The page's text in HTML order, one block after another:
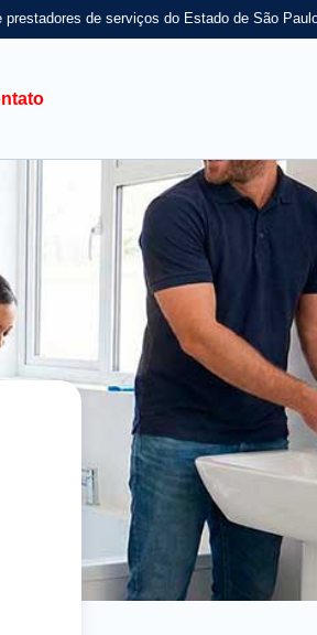
prestadores de serviços do Estado de São